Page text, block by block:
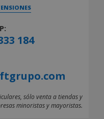
184
sólo venta a tiendas y
minoristas y mayoristas.